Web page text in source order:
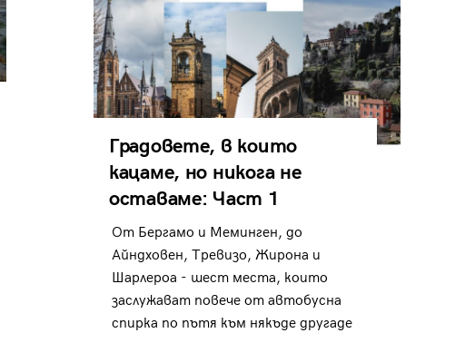
Градовете, в които
кацаме, но никога не
оставаме: Част 1
От Бергамо и Меминген, до
Айндховен, Тревизо, Жирона и
Шарлероа - шест места, които
заслужават повече от автобусна
спирка по пътя към някъде другаде